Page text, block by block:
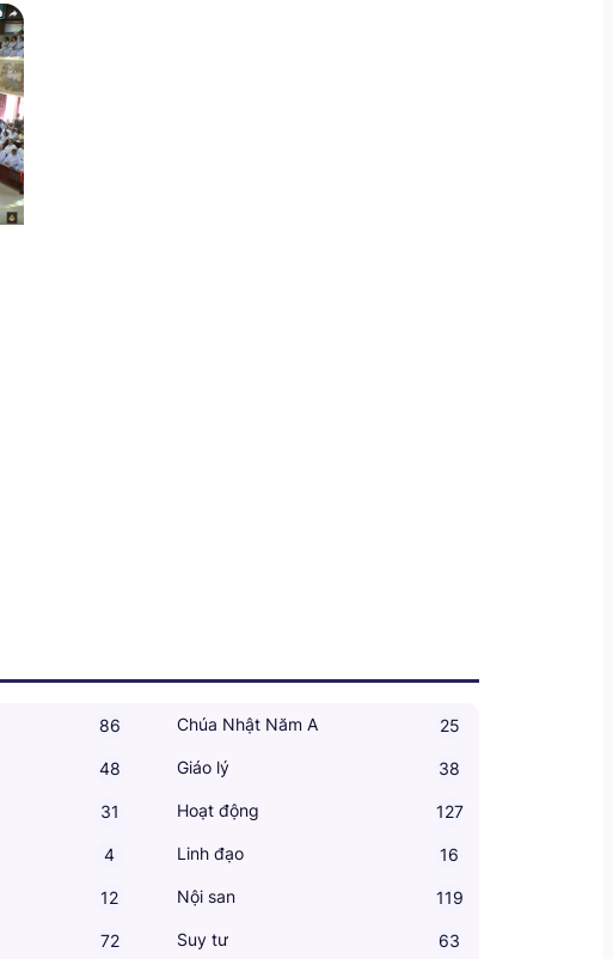
86 Chúa Nhật Năm A 25
48 Giáo lý 38
31 Hoạt động 127
4 Linh đạo 16
12 Nội san 119
72 Suy tư 63